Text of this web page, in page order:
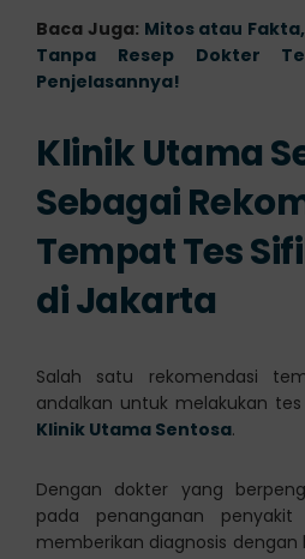
Baca Juga: Mitos atau
Tanpa Resep Dokter
Penjelasannya!
Klinik Utama
Sebagai
Tempat Tes
di Jakarta
Salah satu rekomendasi
andalkan untuk melakukan
Klinik Utama Sentosa.
Dengan dokter yang
pada penanganan
memberikan diagnosis dengan